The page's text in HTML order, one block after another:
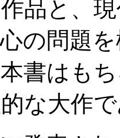
品と、
の問題
書はも
な大作